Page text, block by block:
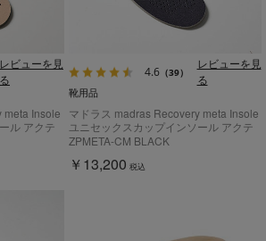
レビューを見
る
meta Insole
ル アクテ
4.6（39）
レビューを見
る
靴用品
マドラス madras Recovery meta Insole
ユニセックスカップインソール アクテ
ィブタイプ【返品不可商品】
ZPMETA-CM BLACK
￥13,200 税込